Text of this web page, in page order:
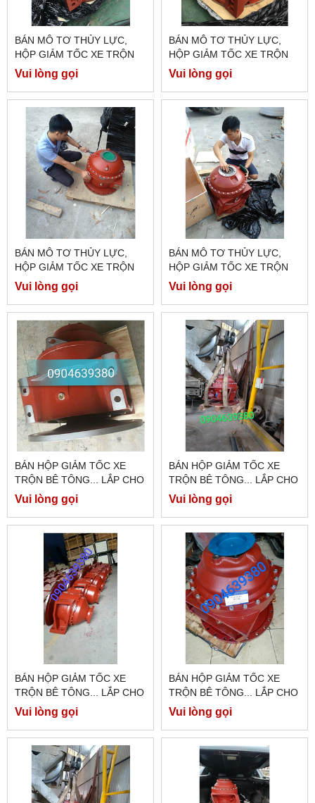
BÁN MÔ TƠ THỦY LỰC,
HỘP GIẢM TỐC XE TRỘN
BÊ TÔNG
Vui lòng gọi
BÁN MÔ TƠ THỦY LỰC,
HỘP GIẢM TỐC XE TRỘN
BÊ TÔNG
Vui lòng gọi
BÁN MÔ TƠ THỦY LỰC,
HỘP GIẢM TỐC XE TRỘN
BÊ TÔNG
Vui lòng gọi
BÁN MÔ TƠ THỦY LỰC,
HỘP GIẢM TỐC XE TRỘN
BÊ TÔNG
Vui lòng gọi
BÁN HỘP GIẢM TỐC XE
TRỘN BÊ TÔNG... LẮP CHO
XE HOWO, FAW,
DONGFENG
Vui lòng gọi
BÁN HỘP GIẢM TỐC XE
TRỘN BÊ TÔNG... LẮP CHO
XE HOWO, FAW,
DONGFENG
Vui lòng gọi
BÁN HỘP GIẢM TỐC XE
TRỘN BÊ TÔNG... LẮP CHO
XE HOWO, FAW,
DONGFENG
Vui lòng gọi
BÁN HỘP GIẢM TỐC XE
TRỘN BÊ TÔNG... LẮP CHO
XE HOWO, FAW,
DONGFENG
Vui lòng gọi